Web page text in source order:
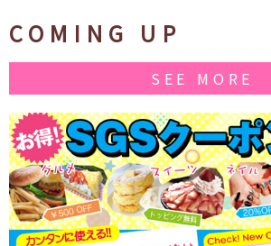
COMING UP
SEE MORE